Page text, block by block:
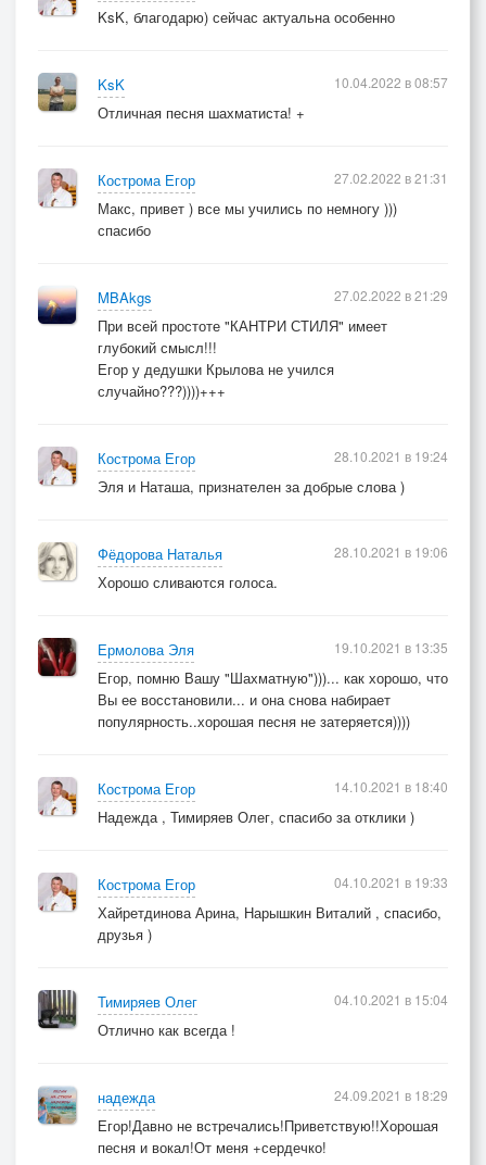
KsK, благодарю) сейчас актуальна особенно
KsK
Отличная песня шахматиста! +
10.04.2022 в 08:57
Кострома Егор
Макс, привет ) все мы учились по немногу )))
спасибо
27.02.2022 в 21:31
MBAkgs
При всей простоте "КАНТРИ СТИЛЯ" имеет
глубокий смысл!!!
Егор у дедушки Крылова не учился
случайно???))))+++
27.02.2022 в 21:29
Кострома Егор
Эля и Наташа, признателен за добрые слова )
28.10.2021 в 19:24
Фёдорова Наталья
Хорошо сливаются голоса.
28.10.2021 в 19:06
Ермолова Эля
Егор, помню Вашу "Шахматную")))... как хорошо, что
Вы ее восстановили... и она снова набирает
популярность..хорошая песня не затеряется))))
19.10.2021 в 13:35
Кострома Егор
Надежда , Тимиряев Олег, спасибо за отклики )
14.10.2021 в 18:40
Кострома Егор
Хайретдинова Арина, Нарышкин Виталий , спасибо,
друзья )
04.10.2021 в 19:33
Тимиряев Олег
Отлично как всегда !
04.10.2021 в 15:04
надежда
Егор!Давно не встречались!Приветствую!!Хорошая
песня и вокал!От меня +сердечко!
24.09.2021 в 18:29